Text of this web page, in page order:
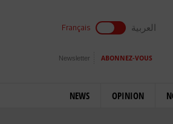
Français العربية
Newsletter ABONNEZ-VOUS
NEWS OPINION